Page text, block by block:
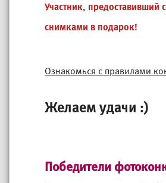
Участник,
снимками в подарок!
Ознакомься с правилами
Желаем удачи :)
Победители